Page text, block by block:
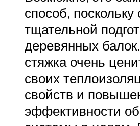
способ, поскольку
тщательной
деревянных
стяжка очень
своих
свойств и
эффективности